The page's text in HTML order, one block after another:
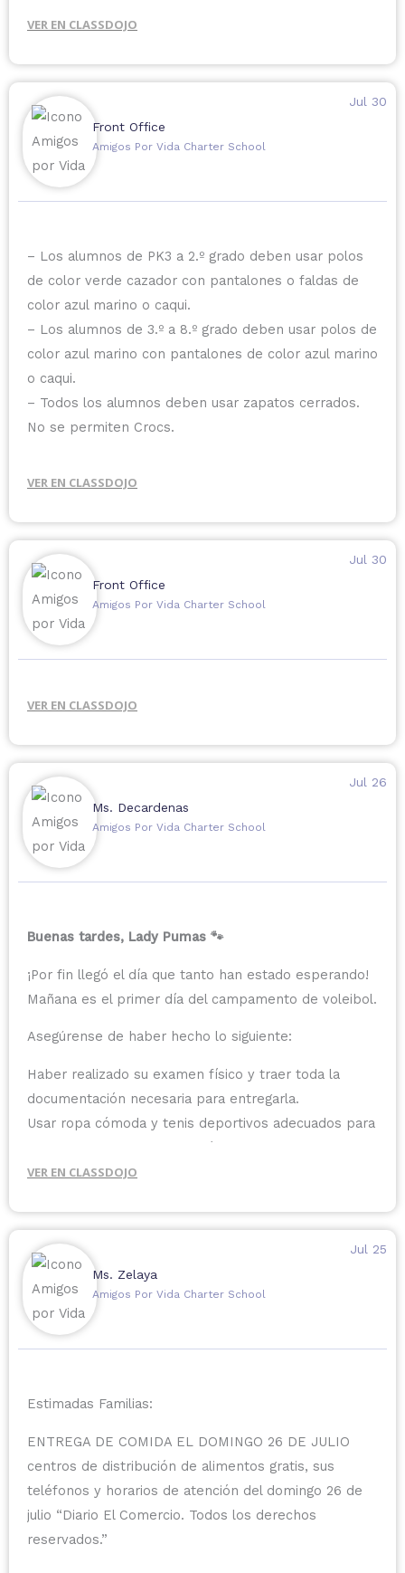
escuela por el padre, madre o tutor. Los
original con la etiqueta correspondiente y estar
acompañados con la documentación requerida por el
proveedor de atención médica, incluyendo la dosis
exactamente como fue prescrita. 💊
escuela lo antes posible para que podamos
mantener su expediente de salud al día.💉
Gracias por su colaboración para ayudarnos a
mantener un ambiente seguro y saludable para todos
nuestros estudiantes. 🤍
VER EN CLASSDOJO
Front Office
Jul 30
Amigos Por Vida Charter School
– Los alumnos de PK3 a 2.º grado deben usar polos
de color verde cazador con pantalones o faldas de
color azul marino o caqui.
– Los alumnos de 3.º a 8.º grado deben usar polos de
color azul marino con pantalones de color azul marino
o caqui.
– Todos los alumnos deben usar zapatos cerrados.
No se permiten Crocs.
VER EN CLASSDOJO
Front Office
Jul 30
Amigos Por Vida Charter School
VER EN CLASSDOJO
Ms. Decardenas
Jul 26
Amigos Por Vida Charter School
Buenas tardes, Lady Pumas 🐾
¡Por fin llegó el día que tanto han estado esperando!
Mañana es el primer día del campamento de voleibol.
Asegúrense de haber hecho lo siguiente:
Haber realizado su examen físico y traer toda la
documentación necesaria para entregarla.
Usar ropa cómoda y tenis deportivos adecuados para
realizar acondicionamiento físico tanto en interiores
como al aire libre.
hidratadas.
Tendremos Gatorade, barras de granola y fruta como
refrigerio.
Fechas importantes de la pretemporada:
17 al 19 de agosto: 4:00 p. m. – 6:00 p. m.
Pruebas de selección (Tryouts):
VER EN CLASSDOJO
Ms. Zelaya
Jul 25
Amigos Por Vida Charter School
Estimadas Familias:
ENTREGA DE COMIDA EL DOMINGO 26 DE JULIO
centros de distribución de alimentos gratis, sus
teléfonos y horarios de atención del domingo 26 de
julio “Diario El Comercio. Todos los derechos
reservados.”